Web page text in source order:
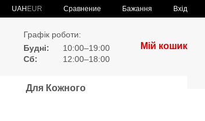
UAH EUR Сравнение Бажання Вхід
Графік роботи:
Будні:
10:00–19:00
Сб:
12:00–18:00
Мій кошик
Для Кожного